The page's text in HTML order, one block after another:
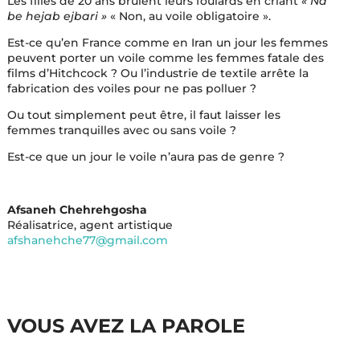
be hejab ejbari » « Non, au voile obligatoire ».
Est-ce qu’en France comme en Iran un jour les femmes
peuvent porter un voile comme les femmes fatale des
films d’Hitchcock ? Ou l’industrie de textile arrête la
fabrication des voiles pour ne pas polluer ?
Ou tout simplement peut être, il faut laisser les
femmes tranquilles avec ou sans voile ?
Est-ce que un jour le voile n’aura pas de genre ?
Afsaneh Chehrehgosha
Réalisatrice, agent artistique
afshanehche77@gmail.com
VOUS AVEZ LA PAROLE